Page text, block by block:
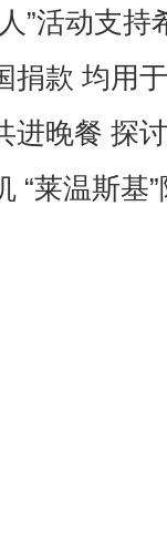
”活动支持
捐款 均用
进晚餐 探
“莱温斯基